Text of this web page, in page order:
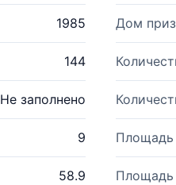
1985 Дом
144
Не заполнено
9
58.9 Площадь